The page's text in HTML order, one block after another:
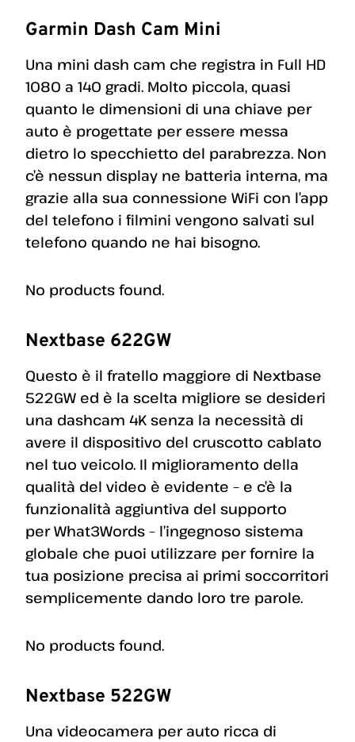
Garmin Dash Cam Mini
Una mini dash cam che registra in Full HD
1080 a 140 gradi. Molto piccola, quasi
quanto le dimensioni di una chiave per
auto è progettate per essere messa
dietro lo specchietto del parabrezza. Non
c’è nessun display ne batteria interna, ma
grazie alla sua connessione WiFi con l’app
del telefono i filmini vengono salvati sul
telefono quando ne hai bisogno.
No products found.
Nextbase 622GW
Questo è il fratello maggiore di Nextbase
522GW ed è la scelta migliore se desideri
una dashcam 4K senza la necessità di
avere il dispositivo del cruscotto cablato
nel tuo veicolo. Il miglioramento della
qualità del video è evidente – e c’è la
funzionalità aggiuntiva del supporto
per What3Words – l’ingegnoso sistema
globale che puoi utilizzare per fornire la
tua posizione precisa ai primi soccorritori
semplicemente dando loro tre parole.
No products found.
Nextbase 522GW
Una videocamera per auto ricca di